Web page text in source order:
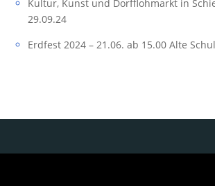
Kultur, Kunst und Dorfflohmarkt in
29.09.24
Erdfest 2024 – 21.06. ab 15.00 Alte